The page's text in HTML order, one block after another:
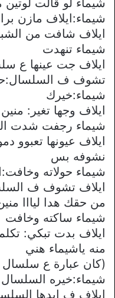
شيماء:ايلاف مازن
ايلاف شافت من
شيماء تنهدت
ايلاف جت عينها ع
تشوف ف
شيماء:خيرك
ايلاف وجها تغير:
شيماء رجفت شدت
ايلاف عيونها تعبوو
نشوفه بس
شيماء حولاته
ايلاف تشوف ف
من حقك هدا ليااا
شيماء ساكته وخافت
ايلاف بدت تبكي:
منه ياشيماء هني
(كان عبارة ع
شيماء:خيره
ايلاف ف ايدها